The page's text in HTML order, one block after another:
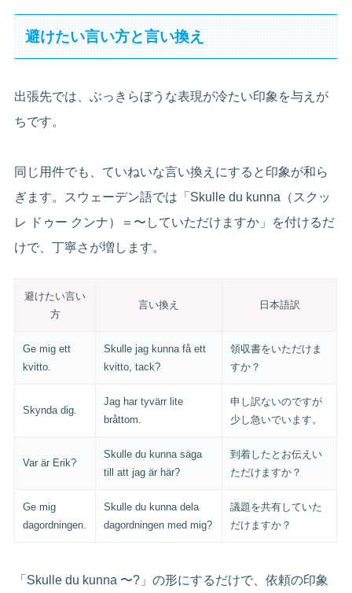
避けたい言い方と言い換え
出張先では、ぶっきらぼうな表現が冷たい印象を与えが
ちです。
同じ用件でも、ていねいな言い換えにすると印象が和ら
ぎます。スウェーデン語では「Skulle du kunna（スクッ
レ ドゥー クンナ）＝〜していただけますか」を付けるだ
けで、丁寧さが増します。
避けたい言い
方
言い換え 日本語訳
Ge mig ett
kvitto.
Skulle jag kunna få ett
kvitto, tack?
領収書をいただけま
すか？
Skynda dig.
Jag har tyvärr lite
bråttom.
申し訳ないのですが
少し急いでいます。
Var är Erik?
Skulle du kunna säga
till att jag är här?
到着したとお伝えい
ただけますか？
Ge mig
dagordningen.
Skulle du kunna dela
dagordningen med mig?
議題を共有していた
だけますか？
「Skulle du kunna 〜?」の形にするだけで、依頼の印象